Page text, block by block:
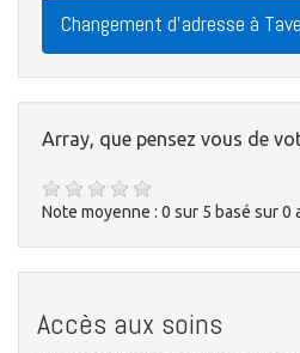
Changement d'adresse à
Array, que pensez vous de
Note moyenne : 0 sur 5 basé sur0
Accès aux soins